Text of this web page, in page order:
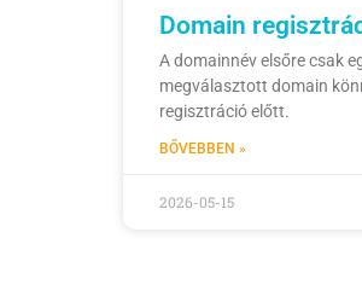
Domain
A domainnév elsőre csak
megválasztott domain
regisztráció előtt.
BŐVEBBEN »
2026-05-15